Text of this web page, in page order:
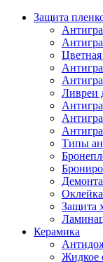
Защита
Ливреи
Типы
Защита
Керамика
Жидкое